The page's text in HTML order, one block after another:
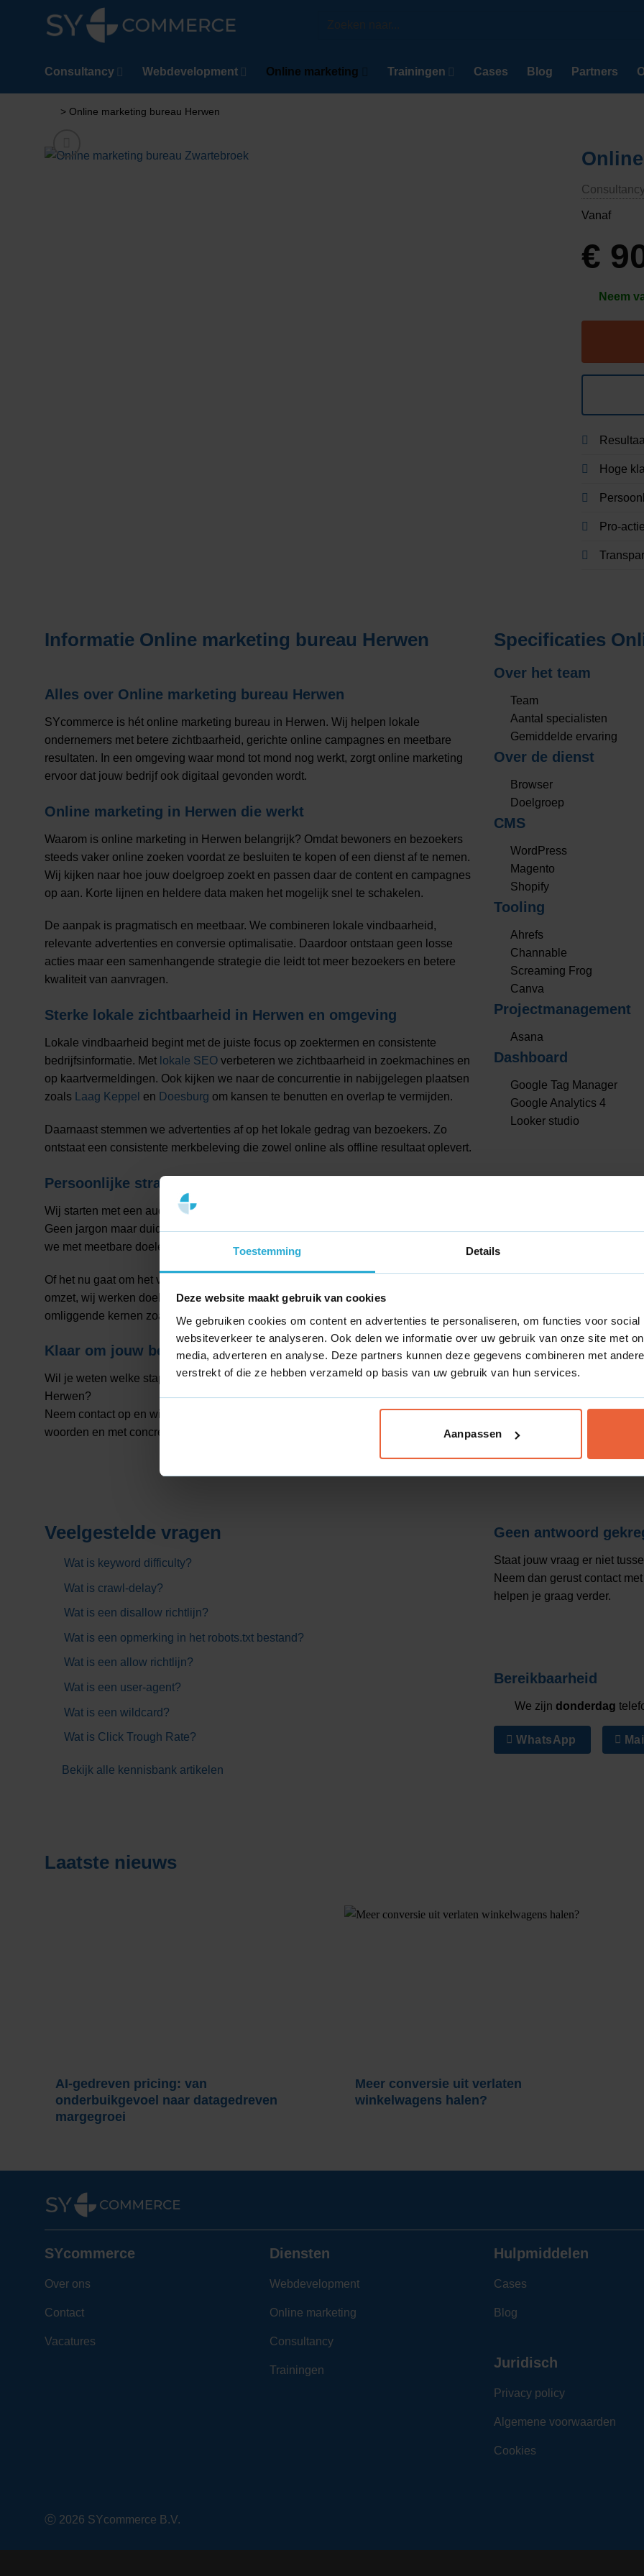
Toestemming Details
Deze website maakt gebruik van cookies
We gebruiken cookies om content en advertenties te personaliseren, om functies voor
websiteverkeer te analyseren. Ook delen we informatie over uw gebruik van onze site met
media, adverteren en analyse. Deze partners kunnen deze gegevens combineren met
verstrekt of die ze hebben verzameld op basis van uw gebruik van hun services.
Aanpassen
Consultancy Webdevelopment Online marketing Trainingen Cases Blog Partners
> Online marketing bureau Herwen
Vanaf
€
Neem
Hoge
Pro-
Informatie Online marketing bureau Herwen
Alles over Online marketing bureau Herwen
SYcommerce is hét online marketing bureau in Herwen. Wij helpen lokale
ondernemers met betere zichtbaarheid, gerichte online campagnes en meetbare
resultaten. In een omgeving waar mond tot mond nog werkt, zorgt online marketing
ervoor dat jouw bedrijf ook digitaal gevonden wordt.
Online marketing in Herwen die werkt
Waarom is online marketing in Herwen belangrijk? Omdat bewoners en bezoekers
steeds vaker online zoeken voordat ze besluiten te kopen of een dienst af te nemen.
Wij kijken naar hoe jouw doelgroep zoekt en passen daar de content en campagnes
op aan. Korte lijnen en heldere data maken het mogelijk snel te schakelen.
De aanpak is pragmatisch en meetbaar. We combineren lokale vindbaarheid,
relevante advertenties en conversie optimalisatie. Daardoor ontstaan geen losse
acties maar een samenhangende strategie die leidt tot meer bezoekers en betere
kwaliteit van aanvragen.
Sterke lokale zichtbaarheid in Herwen en omgeving
Lokale vindbaarheid begint met de juiste focus op zoektermen en consistente
bedrijfsinformatie. Met lokale SEO verbeteren we zichtbaarheid in zoekmachines en
op kaartvermeldingen. Ook kijken we naar de concurrentie in nabijgelegen plaatsen
zoals
Laag Keppel en Doesburg om kansen te benutten en overlap te vermijden.
Daarnaast stemmen we advertenties af op het lokale gedrag van bezoekers. Zo
ontstaat een consistente merkbeleving die zowel online als offline resultaat oplevert.
Persoonlijke strategie voor lokale groei
Wij starten met een audit en een concreet plan dat aansluit op jouw doelstellingen.
Geen jargon maar duidelijke afspraken. Elke keuze leggen we uit en onderbouwen
we met meetbare doelen en rapportages.
Of het nu gaat om het vergroten van naamsbekendheid of het verhogen van directe
omzet, wij werken doelgericht en transparant. Daarbij betrekken we ook kansen in
omliggende kernen zoals Angeren wanneer relevant.
Klaar om jouw bedrijf in Herwen online te laten groeien?
Wil je weten welke stappen direct het meeste effect hebben voor jouw bedrijf in
Herwen?
Neem contact op en wij laten zien welke kansen er liggen, zonder onnodige
woorden en met concrete cijfers als leidraad.
Specificaties
Over het team
Team
Aantal specialisten
Gemiddelde ervaring
Over de dienst
Browser
Doelgroep
CMS
WordPress
Magento
Shopify
Tooling
Ahrefs
Channable
Screaming Frog
Canva
Projectmanagement
Asana
Dashboard
Google Tag Manager
Google Analytics 4
Looker studio
Veelgestelde vragen
Wat is keyword difficulty?
Wat is crawl-delay?
Wat is een disallow richtlijn?
Wat is een opmerking in het robots.txt bestand?
Wat is een allow richtlijn?
Wat is een user-agent?
Wat is een wildcard?
Wat is Click Trough Rate?
Bekijk alle kennisbank artikelen
Geen antwoord
Staat jouw vraag er niet
Neem dan gerust contact
helpen je graag verder.
Bereikbaarheid
We zijn donderdag
WhatsApp
Laatste nieuws
AI-gedreven pricing: van
onderbuikgevoel naar datagedreven
margegroei
Meer conversie uit verlaten
winkelwagens halen?
SYcommerce
Over ons
Contact
Vacatures
Diensten
Webdevelopment
Online marketing
Consultancy
Trainingen
Hulpmiddelen
Cases
Blog
Juridisch
Privacy policy
Algemene voorwaarden
Cookies
ⓒ 2026 SYcommerce B.V.